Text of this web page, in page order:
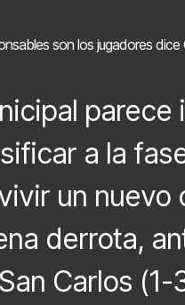
son los jugadores dice
parece
a la
un nuevo
derrota,
San Carlos (1-